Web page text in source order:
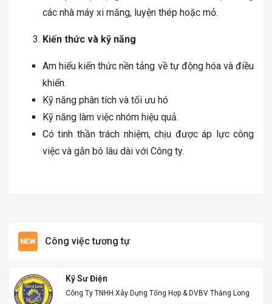
các nhà máy xi măng, luyện thép hoặc mỏ.
Kiến thức và kỹ năng
Am hiểu kiến thức nền tảng về tự động hóa và điều
khiển.
Kỹ năng phân tích và tối ưu hó
Kỹ năng làm việc nhóm hiệu quả.
Có tinh thần trách nhiệm, chịu được áp lực công
việc và gắn bó lâu dài với Công ty.
Công việc tương tự
Kỹ Sư Điện
Công Ty TNHH Xây Dựng Tổng Hợp & DVBV Thăng Long